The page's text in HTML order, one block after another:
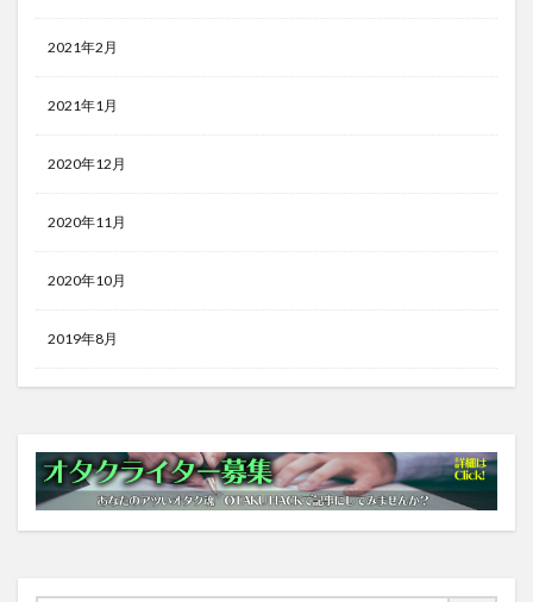
2021年2月
2021年1月
2020年12月
2020年11月
2020年10月
2019年8月